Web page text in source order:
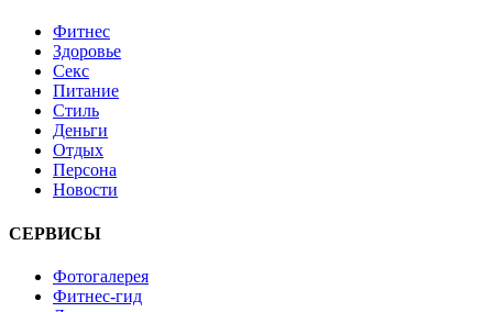
Фитнес
Здоровье
Секс
Питание
Стиль
Деньги
Отдых
Персона
Новости
СЕРВИСЫ
Фотогалерея
Фитнес-гид